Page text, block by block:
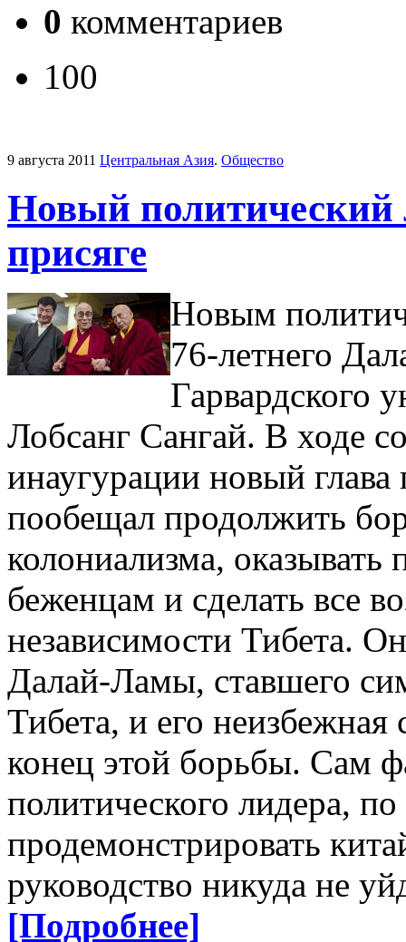
0 комментариев
100
9 августа 2011 Центральная Азия. Общество
Новый политический
присяге
Новым
76-летнего
Гарвардского
Лобсанг Сангай. В ходе
инаугурации новый глава
пообещал продолжить
колониализма,
беженцам и сделать все
независимости Тибета.
Далай-Ламы, ставшего
Тибета, и его
конец этой борьбы. Сам
политического лидера,
продемонстрировать
руководство никуда не
[Подробнее]